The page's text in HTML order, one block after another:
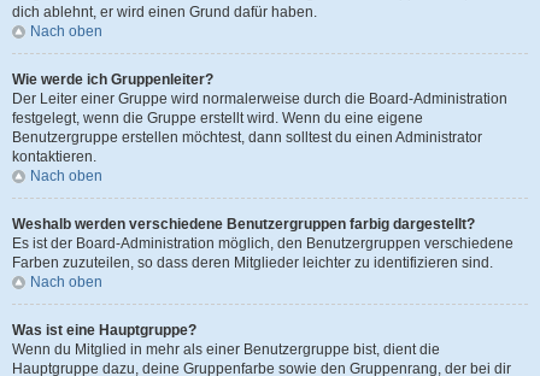
dich ablehnt, er wird einen Grund dafür haben.
Nach oben
Wie werde ich Gruppenleiter?
Der Leiter einer Gruppe wird normalerweise durch die Board-Administration
festgelegt, wenn die Gruppe erstellt wird. Wenn du eine eigene
Benutzergruppe erstellen möchtest, dann solltest du einen Administrator
kontaktieren.
Nach oben
Weshalb werden verschiedene Benutzergruppen farbig dargestellt?
Es ist der Board-Administration möglich, den Benutzergruppen verschiedene
Farben zuzuteilen, so dass deren Mitglieder leichter zu identifizieren sind.
Nach oben
Was ist eine Hauptgruppe?
Wenn du Mitglied in mehr als einer Benutzergruppe bist, dient die
Hauptgruppe dazu, deine Gruppenfarbe sowie den Gruppenrang, der bei dir